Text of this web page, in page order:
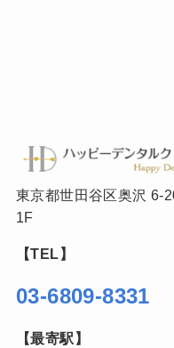
東京都世田谷区奥沢 6-
1F
【TEL】
03-6809-8331
【最寄駅】